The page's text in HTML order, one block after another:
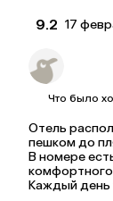
9.2 17
Что было
Отель
пешком до
В номере
Каждый день